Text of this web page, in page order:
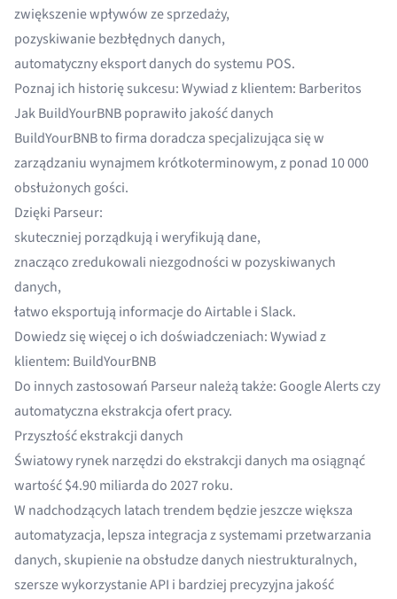
zwiększenie wpływów ze sprzedaży,
pozyskiwanie bezbłędnych danych,
automatyczny eksport danych do systemu POS.
Poznaj ich historię sukcesu:Wywiad z klientem: Barberitos
Jak BuildYourBNB poprawiło jakość danych
BuildYourBNB to firma doradcza specjalizująca się w
zarządzaniu wynajmem krótkoterminowym, z ponad 10 000
obsłużonych gości.
Dzięki Parseur:
skuteczniej porządkują i weryfikują dane,
znacząco zredukowali niezgodności w pozyskiwanych
danych,
łatwo eksportują informacje do Airtable i Slack.
Dowiedz się więcej o ich doświadczeniach:Wywiad z
klientem: BuildYourBNB
Do innych zastosowań Parseur należą także: Google Alertsczy
automatyczna ekstrakcja ofert pracy.
Przyszłość ekstrakcji danych
Światowy rynek narzędzi do ekstrakcji danych ma osiągnąć
wartość$4.90 miliarda do 2027 roku.
W nadchodzących latach trendem będzie jeszcze większa
automatyzacja, lepsza integracja z systemami przetwarzania
danych, skupienie na obsłudze danych niestrukturalnych,
szersze wykorzystanie API i bardziej precyzyjna jakość